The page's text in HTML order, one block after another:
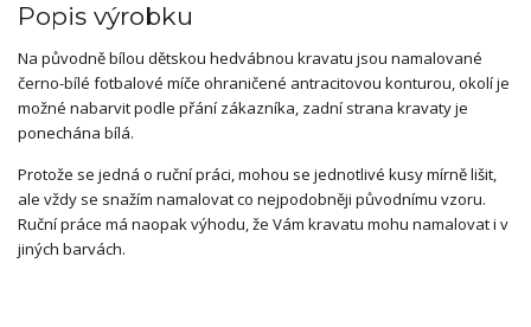
Popis výrobku
Na původně bílou dětskou hedvábnou kravatu jsou namalované
černo-bílé fotbalové míče ohraničené antracitovou konturou, okolí je
možné nabarvit podle přání zákazníka, zadní strana kravaty je
ponechána bílá.
Protože se jedná o ruční práci, mohou se jednotlivé kusy mírně lišit,
ale vždy se snažím namalovat co nejpodobněji původnímu vzoru.
Ruční práce má naopak výhodu, že Vám kravatu mohu namalovat i v
jiných barvách.